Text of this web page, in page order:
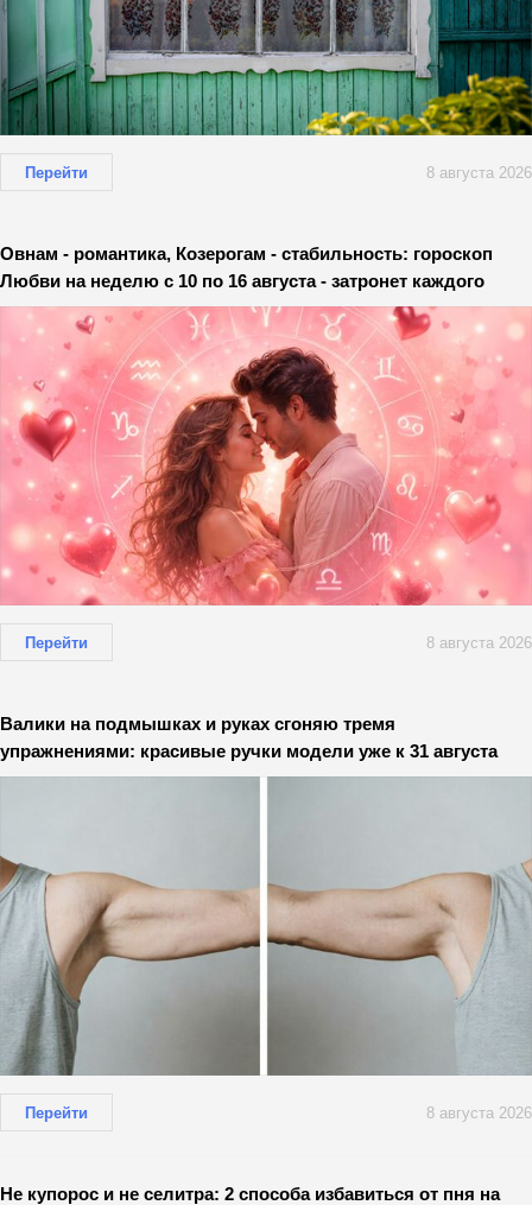
Перейти 8 августа 2026
Овнам - романтика, Козерогам - стабильность: гороскоп
Любви на неделю с 10 по 16 августа - затронет каждого
Перейти 8 августа 2026
Валики на подмышках и руках сгоняю тремя
упражнениями: красивые ручки модели уже к 31 августа
Перейти 8 августа 2026
Не купорос и не селитра: 2 способа избавиться от пня на